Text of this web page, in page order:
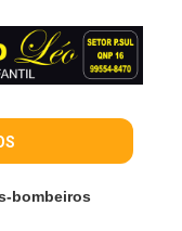
bombeiros